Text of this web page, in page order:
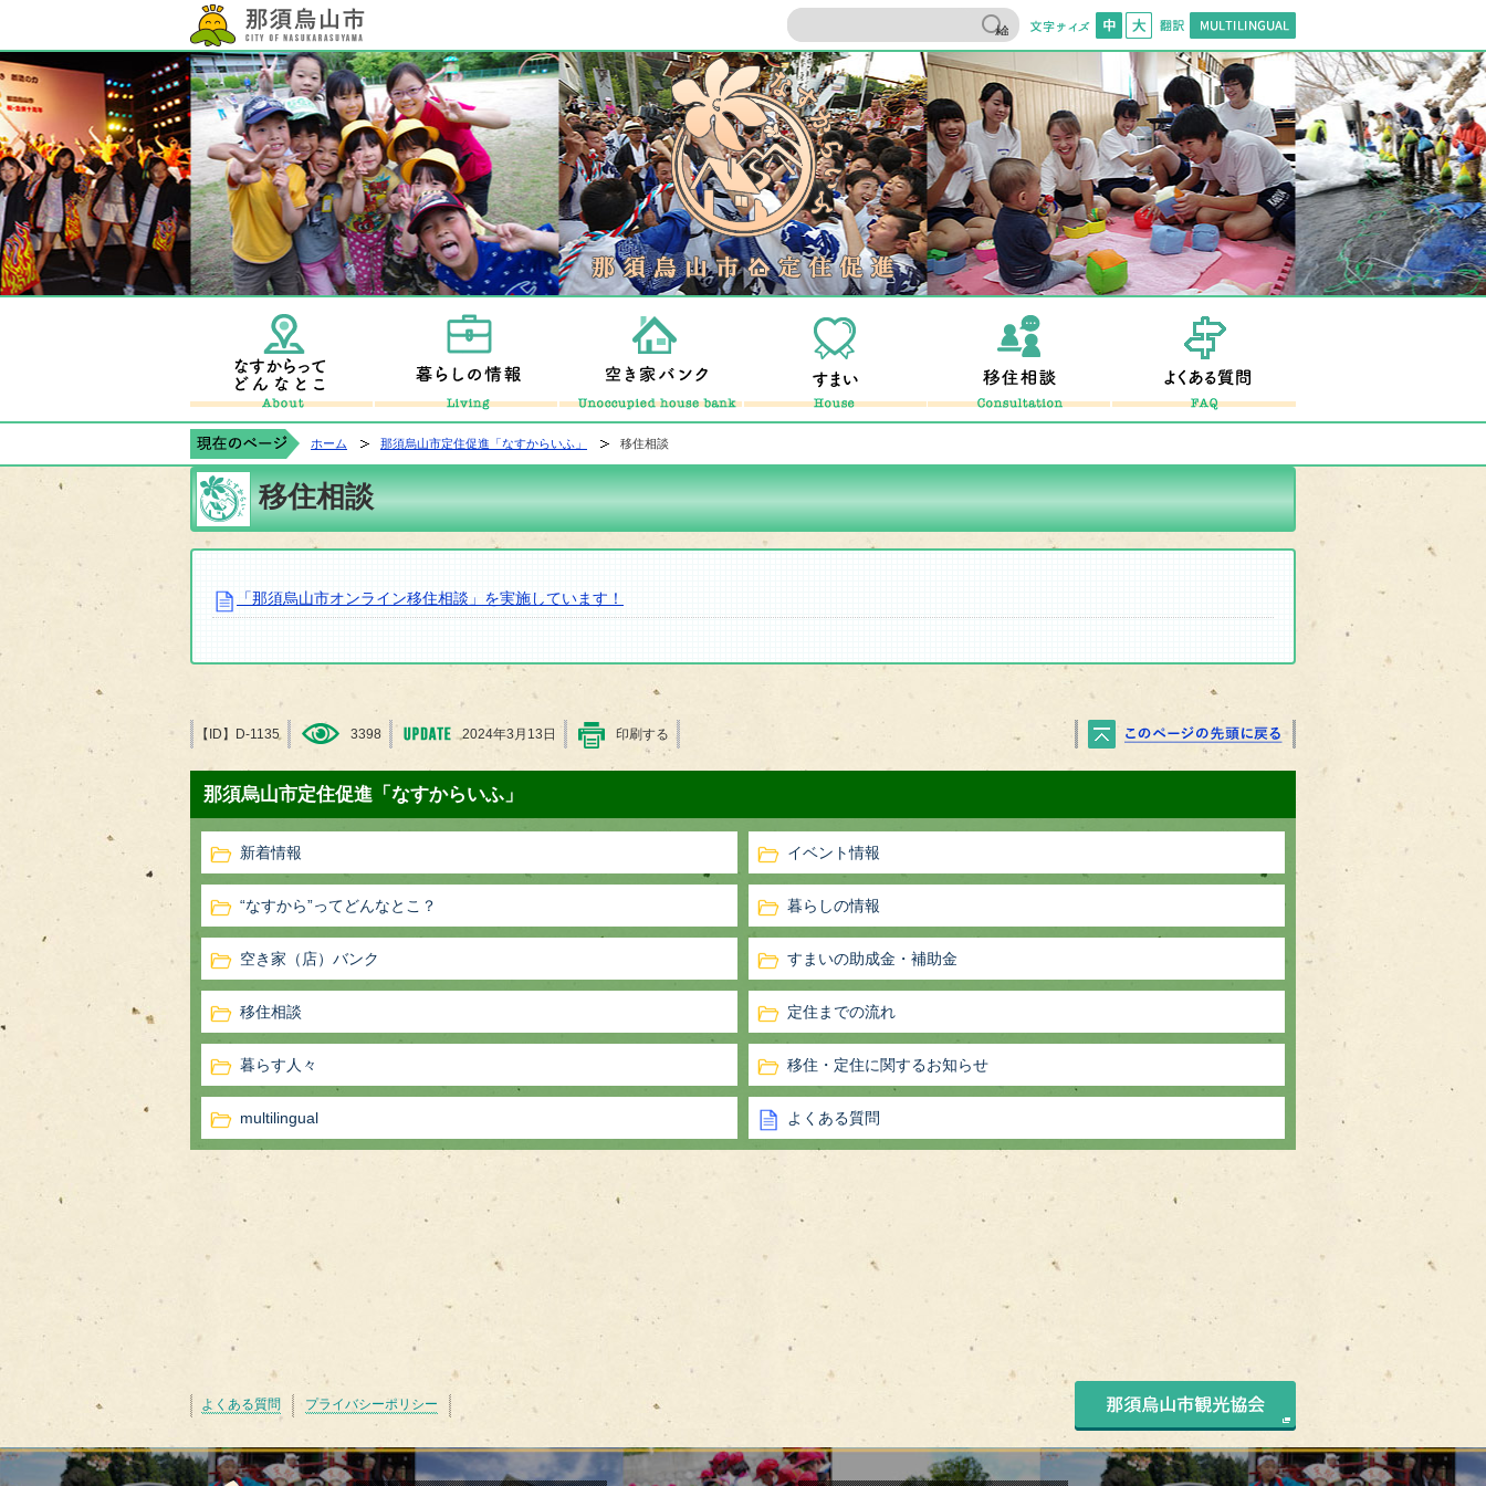
那須烏山市定住促進ホームページ
文字サイズ
標準 拡大 翻訳
なすからすやまってどんなとこ？暮らしの情報 空き家バンク
ホーム 那須烏山市定住促進「なすからいふ」 移住相談
移住相談
「那須烏山市オンライン移住相談」を実施しています！
【ID】 D-1135 3398 2024年3月13日 印刷する
那須烏山市定住促進「なすからいふ」
新着情報 イベント情報
“なすから”ってどんなとこ？ 暮らしの情報
空き家（店）バンク すまいの助成金・補助金
移住相談 定住までの流れ
暮らす人々 移住・定住に関するお知らせ
multilingual よくある質問
よくある質問 プライバシーポリシー